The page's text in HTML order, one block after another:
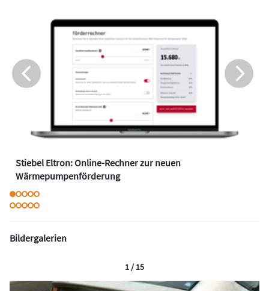
Stiebel Eltron: Online-Rechner zur neuen
Wärmepumpenförderung
Bildergalerien
1 / 15